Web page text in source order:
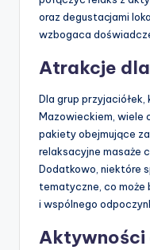
oraz degustacjami
wzbogaca
Atrakcje
Dla grup
Mazowieckiem, wiele
pakiety obejmujące
relaksacyjne masaże
Dodatkowo, niektóre
tematyczne, co może
i wspólnego